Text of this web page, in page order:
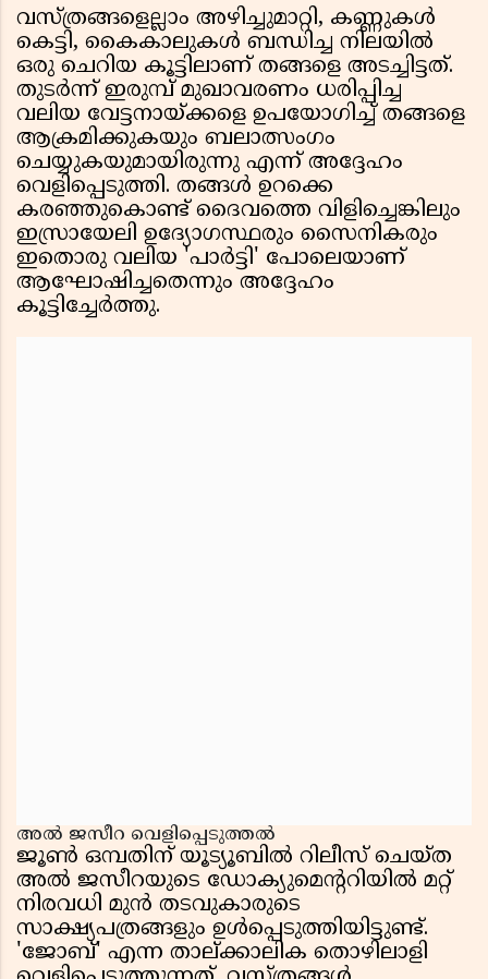
വസ്ത്രങ്ങളെല്ലാം അഴിച്ചുമാറ്റി, കണ്ണുകൾ
കെട്ടി, കൈകാലുകൾ ബന്ധിച്ച നിലയിൽ
ഒരു ചെറിയ കൂട്ടിലാണ് തങ്ങളെ അടച്ചിട്ടത്.
തുടർന്ന് ഇരുമ്പ് മുഖാവരണം ധരിപ്പിച്ച
വലിയ വേട്ടനായ്ക്കളെ ഉപയോഗിച്ച് തങ്ങളെ
ആക്രമിക്കുകയും ബലാത്സംഗം
ചെയ്യുകയുമായിരുന്നു എന്ന് അദ്ദേഹം
വെളിപ്പെടുത്തി. തങ്ങൾ ഉറക്കെ
കരഞ്ഞുകൊണ്ട് ദൈവത്തെ വിളിച്ചെങ്കിലും
ഇസ്രായേലി ഉദ്യോഗസ്ഥരും സൈനികരും
ഇതൊരു വലിയ 'പാർട്ടി' പോലെയാണ്
ആഘോഷിച്ചതെന്നും അദ്ദേഹം
കൂട്ടിച്ചേർത്തു.
അൽ ജസീറ വെളിപ്പെടുത്തൽ
ജൂൺ ഒമ്പതിന് യൂട്യൂബിൽ റിലീസ് ചെയ്ത
അൽ ജസീറയുടെ ഡോക്യുമെന്ററിയിൽ മറ്റ്
നിരവധി മുൻ തടവുകാരുടെ
സാക്ഷ്യപത്രങ്ങളും ഉൾപ്പെടുത്തിയിട്ടുണ്ട്.
'ജോബ്' എന്ന താല്ക്കാലിക തൊഴിലാളി